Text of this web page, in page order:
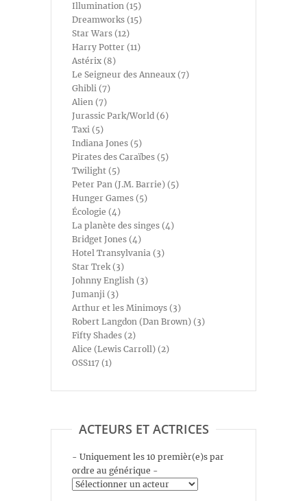
Illumination (15)
Dreamworks (15)
Star Wars (12)
Harry Potter (11)
Astérix (8)
Le Seigneur des Anneaux (7)
Ghibli (7)
Alien (7)
Jurassic Park/World (6)
Taxi (5)
Indiana Jones (5)
Pirates des Caraïbes (5)
Twilight (5)
Peter Pan (J.M. Barrie) (5)
Hunger Games (5)
Écologie (4)
La planète des singes (4)
Bridget Jones (4)
Hotel Transylvania (3)
Star Trek (3)
Johnny English (3)
Jumanji (3)
Arthur et les Minimoys (3)
Robert Langdon (Dan Brown) (3)
Fifty Shades (2)
Alice (Lewis Carroll) (2)
OSS117 (1)
ACTEURS ET ACTRICES
- Uniquement les 10 premièr(e)s par
ordre au générique -